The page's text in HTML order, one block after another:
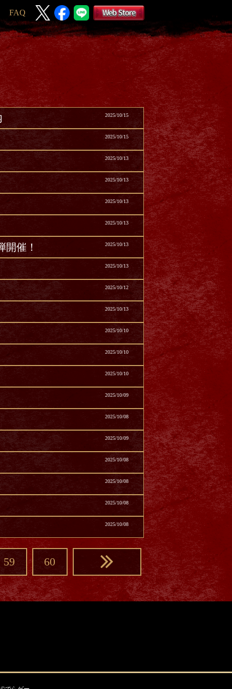
FAQ
2025/10/15
2025/10/15
2025/10/13
2025/10/13
2025/10/13
2025/10/13
催！ 2025/10/13
2025/10/13
2025/10/12
2025/10/13
2025/10/10
2025/10/10
2025/10/10
2025/10/09
2025/10/08
2025/10/09
2025/10/08
2025/10/08
2025/10/08
2025/10/08
59 60